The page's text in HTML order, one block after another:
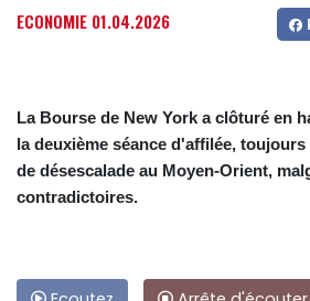
ECONOMIE 01.04.2026
La Bourse de New York a clôturé en
la deuxième séance d'affilée,
de désescalade au Moyen-Orient,
contradictoires.